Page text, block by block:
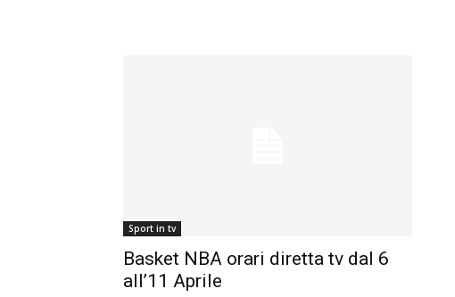
Sport in tv
Basket NBA orari diretta tv dal 6
all’11 Aprile